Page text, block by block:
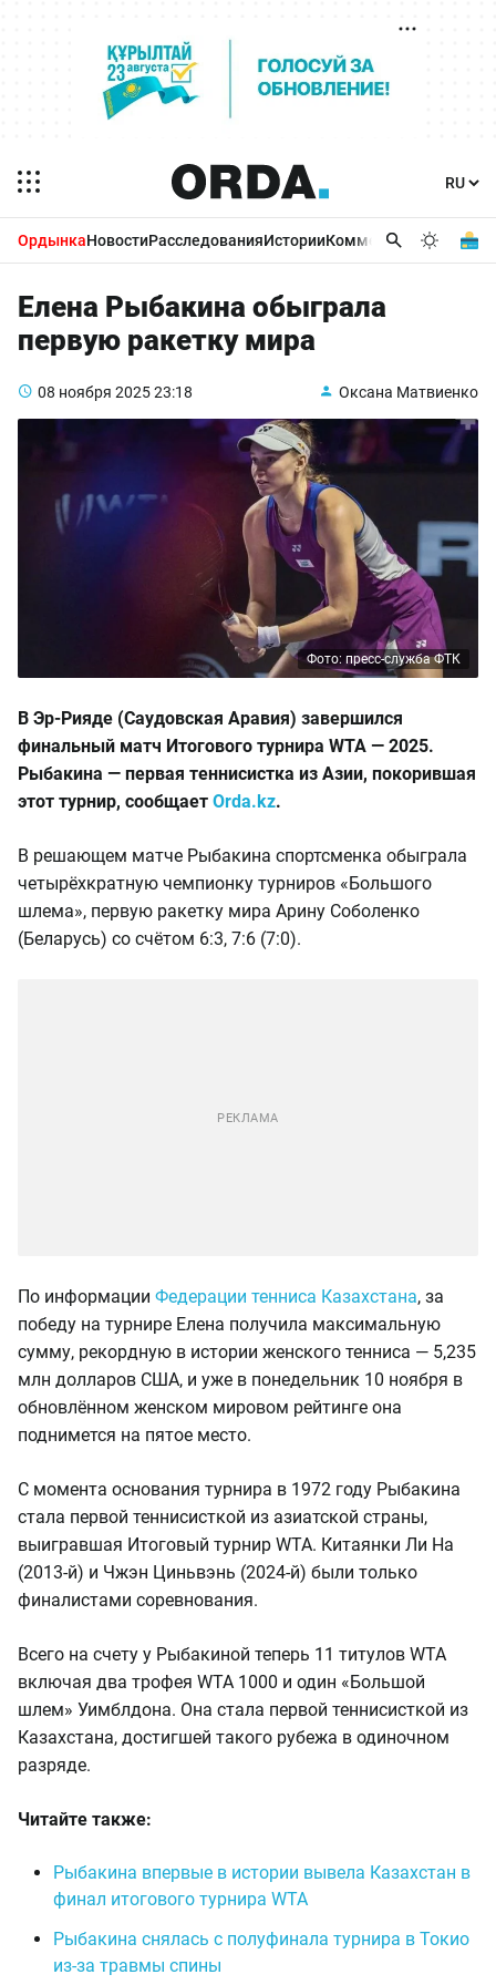
ОрдынкаНовостиРасследованияИсторииКомментарииБизнес
Елена Рыбакина обыграла
первую ракетку мира
08 ноября 202523:18 Оксана Матвиенко
Фото: пресс-служба ФТК
В Эр-Рияде (Саудовская Аравия) завершился
финальный матч Итогового турнира WTA — 2025.
Рыбакина — первая теннисистка из Азии, покорившая
этот турнир, сообщает Orda.kz.
В решающем матче Рыбакина спортсменка обыграла
четырёхкратную чемпионку турниров «Большого
шлема», первую ракетку мира Арину Соболенко
(Беларусь) со счётом 6:3, 7:6 (7:0).
По информации Федерации тенниса Казахстана, за
победу на турнире Елена получила максимальную
сумму, рекордную в истории женского тенниса — 5,235
млн долларов США, и уже в понедельник 10 ноября в
обновлённом женском мировом рейтинге она
поднимется на пятое место.
С момента основания турнира в 1972 году Рыбакина
стала первой теннисисткой из азиатской страны,
выигравшая Итоговый турнир WTA. Китаянки Ли На
(2013-й) и Чжэн Циньвэнь (2024-й) были только
финалистами соревнования.
Всего на счету у Рыбакиной теперь 11 титулов WTA
включая два трофея WTA 1000 и один «Большой
шлем» Уимблдона. Она стала первой теннисисткой из
Казахстана, достигшей такого рубежа в одиночном
разряде.
Читайте также:
Рыбакина впервые в истории вывела Казахстан в
финал итогового турнира WTA
Рыбакина снялась с полуфинала турнира в Токио
из-за травмы спины